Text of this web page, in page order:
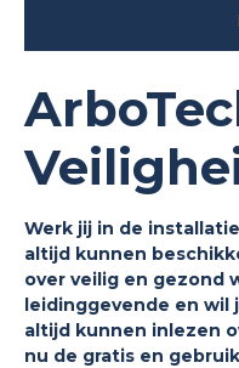
Werk jij in de
altijd kunnen
over veilig en gezond
leidinggevende en wil
altijd kunnen inlezen
nu de gratis en